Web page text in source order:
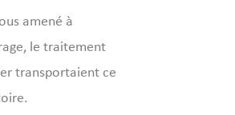
amené à
le traitement
transportaient ce